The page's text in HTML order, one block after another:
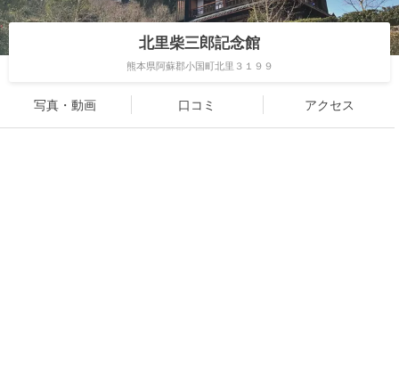
北里柴三郎記念館
熊本県阿蘇郡小国町北里３１９９
写真・動画 口コミ アクセス